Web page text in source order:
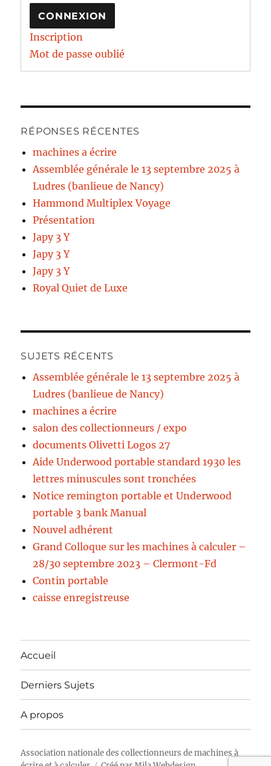
CONNEXION
Inscription
Mot de passe oublié
RÉPONSES RÉCENTES
machines a écrire
Assemblée générale le 13 septembre 2025 à
Ludres (banlieue de Nancy)
Hammond Multiplex Voyage
Présentation
Japy 3 Y
Japy 3 Y
Japy 3 Y
Royal Quiet de Luxe
SUJETS RÉCENTS
Assemblée générale le 13 septembre 2025 à
Ludres (banlieue de Nancy)
machines a écrire
salon des collectionneurs / expo
documents Olivetti Logos 27
Aide Underwood portable standard 1930 les
lettres minuscules sont tronchées
Notice remington portable et Underwood
portable 3 bank Manual
Nouvel adhérent
Grand Colloque sur les machines à calculer –
28/30 septembre 2023 – Clermont-Fd
Contin portable
caisse enregistreuse
Accueil
Derniers Sujets
A propos
Association nationale des collectionneurs de machines à